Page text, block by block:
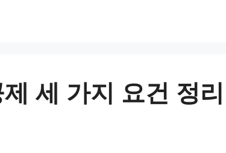
세 가지 요건 정리